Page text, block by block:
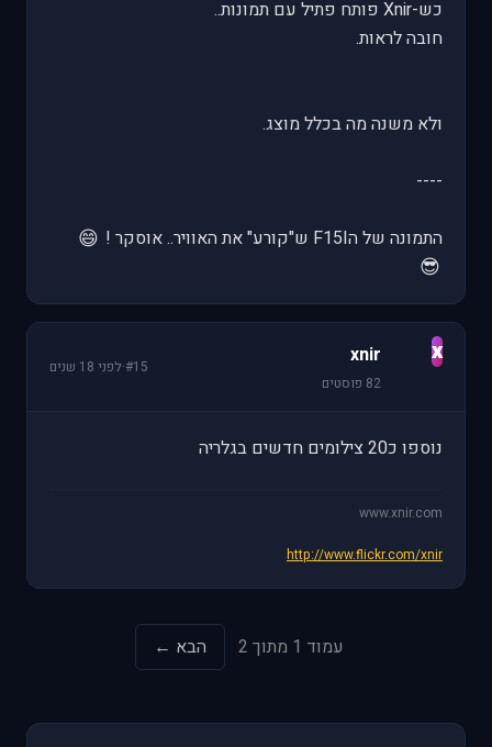
כש-Xnir פותח פתיל עם תמונות..
חובה לראות.
ולא משנה מה בכלל מוצג.
----
התמונה של הF15I ש"קורע" את האוויר.. אוסקר !
😄
😎
x
xnir
82 פוסטים
#15
·לפני 18 שנים
נוספו כ20 צילומים חדשים בגלריה
www.xnir.com
http://www.flickr.com/xnir
עמוד 1 מתוך 2 הבא ←